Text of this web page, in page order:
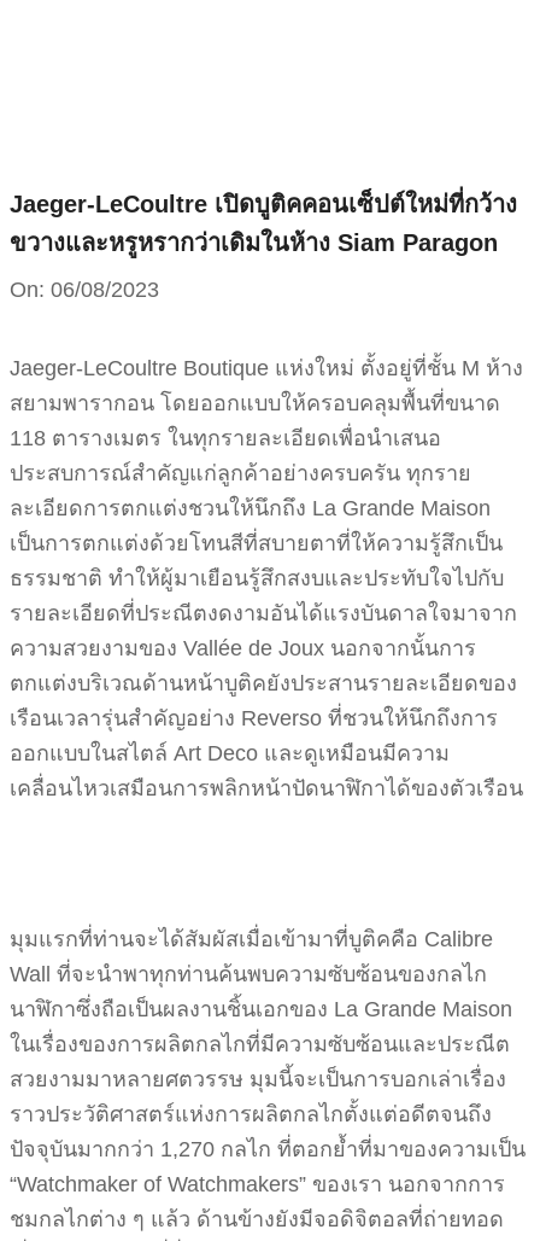
Jaeger-LeCoultre เปิดบูติคคอนเซ็ปต์ใหม่ที่กว้าง
ขวางและหรูหรากว่าเดิมในห้าง Siam Paragon
On: 06/08/2023
Jaeger-LeCoultre Boutique แห่งใหม่ ตั้งอยู่ที่ชั้น M ห้าง
สยามพารากอน โดยออกแบบให้ครอบคลุมพื้นที่ขนาด
118 ตารางเมตร ในทุกรายละเอียดเพื่อนำเสนอ
ประสบการณ์สำคัญแก่ลูกค้าอย่างครบครัน ทุกราย
ละเอียดการตกแต่งชวนให้นึกถึง La Grande Maison
เป็นการตกแต่งด้วยโทนสีที่สบายตาที่ให้ความรู้สึกเป็น
ธรรมชาติ ทำให้ผู้มาเยือนรู้สึกสงบและประทับใจไปกับ
รายละเอียดที่ประณีตงดงามอันได้แรงบันดาลใจมาจาก
ความสวยงามของ Vallée de Joux นอกจากนั้นการ
ตกแต่งบริเวณด้านหน้าบูติคยังประสานรายละเอียดของ
เรือนเวลารุ่นสำคัญอย่าง Reverso ที่ชวนให้นึกถึงการ
ออกแบบในสไตล์ Art Deco และดูเหมือนมีความ
เคลื่อนไหวเสมือนการพลิกหน้าปัดนาฬิกาได้ของตัวเรือน
มุมแรกที่ท่านจะได้สัมผัสเมื่อเข้ามาที่บูติคคือ Calibre
Wall ที่จะนำพาทุกท่านค้นพบความซับซ้อนของกลไก
นาฬิกาซึ่งถือเป็นผลงานชิ้นเอกของ La Grande Maison
ในเรื่องของการผลิตกลไกที่มีความซับซ้อนและประณีต
สวยงามมาหลายศตวรรษ มุมนี้จะเป็นการบอกเล่าเรื่อง
ราวประวัติศาสตร์แห่งการผลิตกลไกตั้งแต่อดีตจนถึง
ปัจจุบันมากกว่า 1,270 กลไก ที่ตอกย้ำที่มาของความเป็น
“Watchmaker of Watchmakers” ของเรา นอกจากการ
ชมกลไกต่าง ๆ แล้ว ด้านข้างยังมีจอดิจิตอลที่ถ่ายทอด